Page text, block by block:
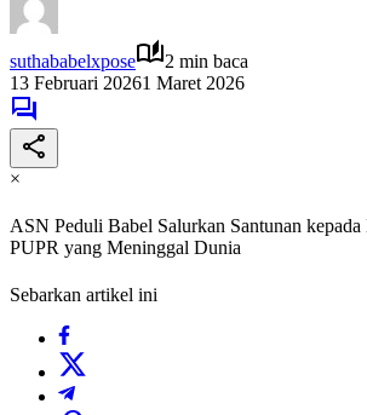
suthababelxpose
2 min baca
13 Februari 20261 Maret 2026
×
ASN Peduli Babel Salurkan Santunan
PUPR yang Meninggal Dunia
Sebarkan artikel ini